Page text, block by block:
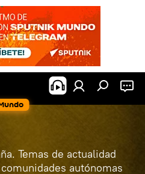
Temas de actualidad
autónomas